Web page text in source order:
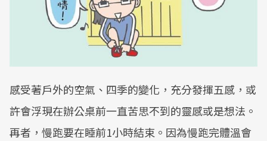
感受著戶外的空氣、四季的變化，充分發揮五感，或
許會浮現在辦公桌前一直苦思不到的靈感或是想法。
再者，慢跑要在睡前1小時結束。因為慢跑完體溫會